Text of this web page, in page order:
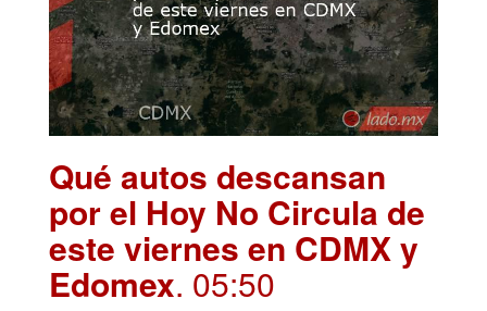
Qué autos descansan
por el Hoy No Circula de
este viernes en CDMX y
Edomex. 05:50